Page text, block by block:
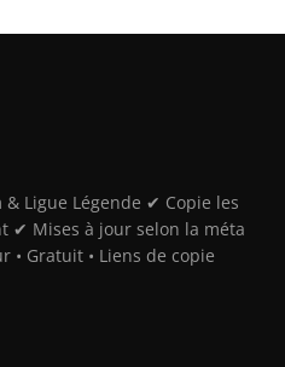
Ligue Légende ✔ Copie les
✔ Mises à jour selon la méta
Gratuit • Liens de copie